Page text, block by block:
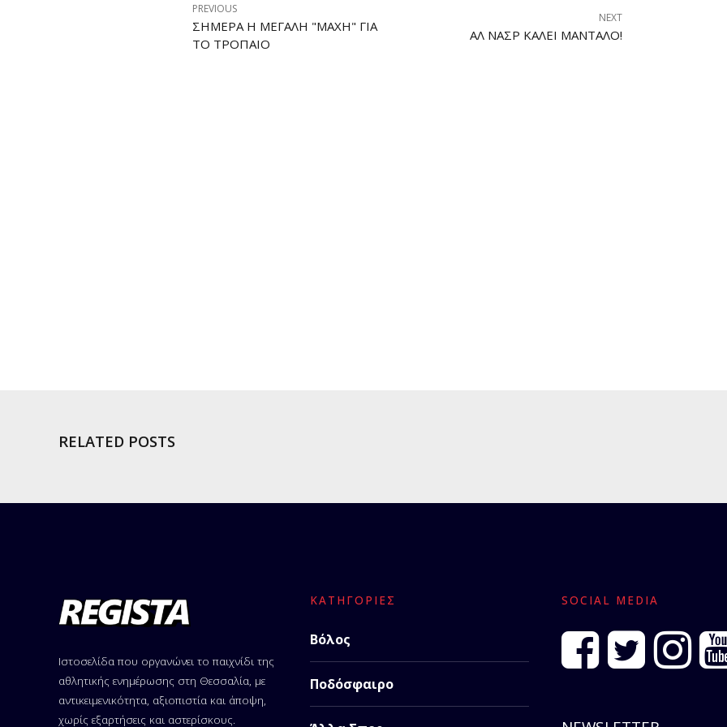
PREVIOUS
ΣΉΜΕΡΑ Η ΜΕΓΆΛΗ "ΜΆΧΗ" ΓΙΑ
ΤΟ ΤΡΌΠΑΙΟ
NEXT
ΑΛ ΝΆΣΡ ΚΑΛΕΊ ΜΆΝΤΑΛΟ!
RELATED POSTS
Ιστοσελίδα που οργανώνει το παιχνίδι της
αθλητικής ενημέρωσης στη Θεσσαλία, με
αντικειμενικότητα, αξιοπιστία και άποψη,
χωρίς εξαρτήσεις και αστερίσκους.
ΚΑΤΗΓΟΡΊΕΣ
Βόλος
Ποδόσφαιρο
SOCIAL MEDIA